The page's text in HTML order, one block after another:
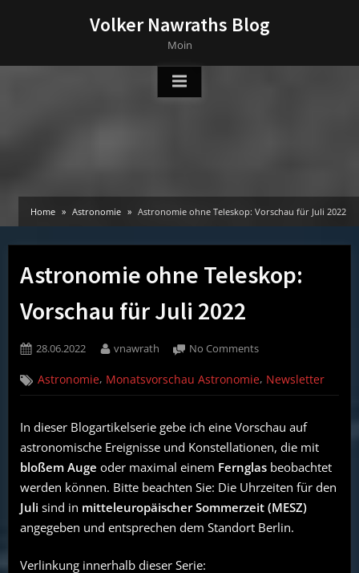
Volker Nawraths Blog
Moin
Home Astronomie Astronomie ohne Teleskop: Vorschau für Juli 2022
Astronomie ohne Teleskop:
Vorschau für Juli 2022
Posted
28.06.2022 By
vnawrath No Commentson
ohne
Teleskop:
für
Juli
2022
Astronomie, Monatsvorschau Astronomie, Newsletter
In dieser Blogartikelserie gebe ich eine Vorschau auf
astronomische Ereignisse und Konstellationen, die mit
bloßem Auge oder maximal einem Fernglas beobachtet
werden können. Bitte beachten Sie: Die Uhrzeiten für den
Juli sind in mitteleuropäischer Sommerzeit (MESZ)
angegeben und entsprechen dem Standort Berlin.
Verlinkung innerhalb dieser Serie: